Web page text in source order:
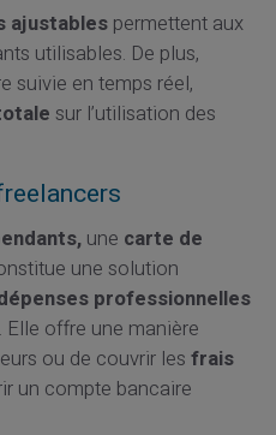
ajustablespermettent aux
utilisables. De plus,
suivie en temps réel,
sur l’utilisation des
une carte de
une solution
professionnelles
offre une manière
ou de couvrir les frais
un compte bancaire